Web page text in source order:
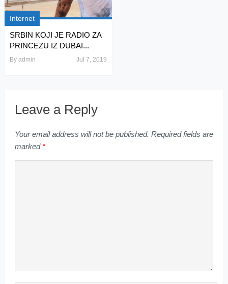
Internet
SRBIN KOJI JE RADIO ZA
PRINCEZU IZ DUBAI...
By admin Jul 7, 2019
Leave a Reply
Your email address will not be published. Required fields are
marked *